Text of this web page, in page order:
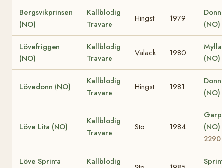
Bergsvikprinsen
(NO)
Kallblodig
Travare
Hingst 1979
(NO)
Lövefriggen
(NO)
Kallblodig
Travare
Valack 1980
(NO)
Lövedonn (NO)
Kallblodig
Travare
Hingst 1981
(NO)
Löve Lita (NO)
Kallblodig
Travare
Sto 1984
(NO)
2290
Löve Sprinta
Kallblodig